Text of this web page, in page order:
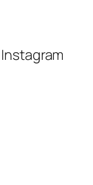
Instagram